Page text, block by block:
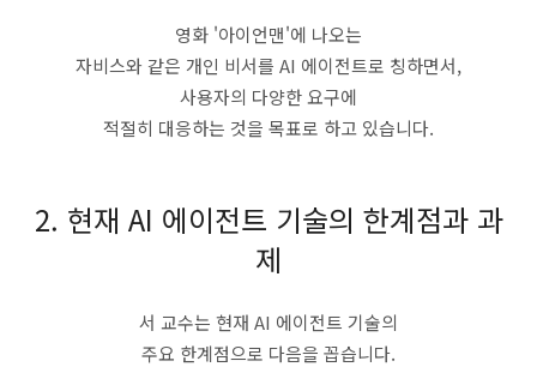
영화 '아이언맨'에 나오는
자비스와 같은 개인 비서를 AI 에이전트로 칭하면서,
사용자의 다양한 요구에
적절히 대응하는 것을 목표로 하고 있습니다.
2. 현재 AI 에이전트 기술의 한계점과 과
제
서 교수는 현재 AI 에이전트 기술의
주요 한계점으로 다음을 꼽습니다.